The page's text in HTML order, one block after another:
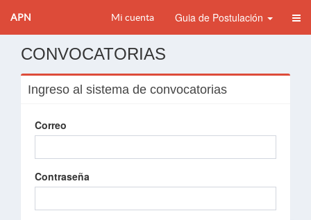
APN Mi cuenta Guia de Postulación
CONVOCATORIAS
Ingreso al sistema de convocatorias
Correo
Contraseña